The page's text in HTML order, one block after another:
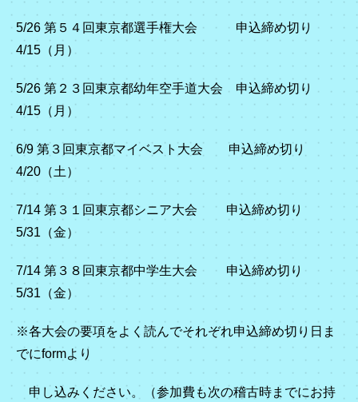
5/26 第５４回東京都選手権大会 申込締め切り
4/15（月）
5/26 第２３回東京都幼年空手道大会 申込締め切り
4/15（月）
6/9 第３回東京都マイベスト大会 申込締め切り
4/20（土）
7/14 第３１回東京都シニア大会 申込締め切り
5/31（金）
7/14 第３８回東京都中学生大会 申込締め切り
5/31（金）
※各大会の要項をよく読んでそれぞれ申込締め切り日ま
でにformより
申し込みください。（参加費も次の稽古時までにお持